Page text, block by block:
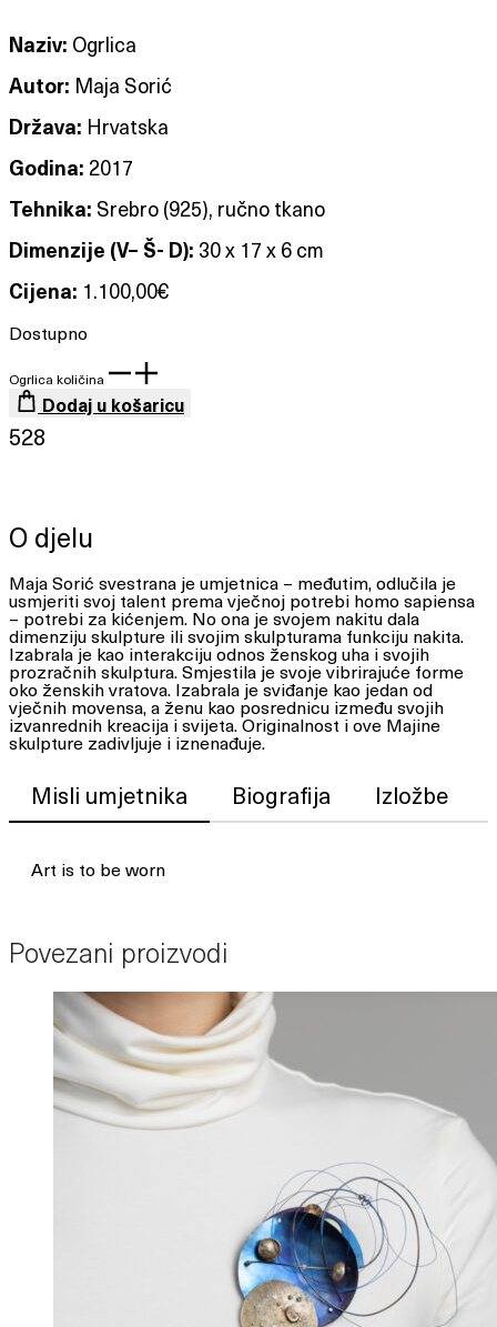
Naziv: Ogrlica
Autor: Maja Sorić
Država: Hrvatska
Godina: 2017
Tehnika: Srebro (925), ručno tkano
Dimenzije (V– Š- D): 30 x 17 x 6 cm
Cijena: 1.100,00€
Dostupno
Ogrlica količina
Dodaj u košaricu
528
O djelu
Maja Sorić svestrana je umjetnica – međutim, odlučila je
usmjeriti svoj talent prema vječnoj potrebi homo sapiensa
– potrebi za kićenjem. No ona je svojem nakitu dala
dimenziju skulpture ili svojim skulpturama funkciju nakita.
Izabrala je kao interakciju odnos ženskog uha i svojih
prozračnih skulptura. Smjestila je svoje vibrirajuće forme
oko ženskih vratova. Izabrala je sviđanje kao jedan od
vječnih movensa, a ženu kao posrednicu između svojih
izvanrednih kreacija i svijeta. Originalnost i ove Majine
skulpture zadivljuje i iznenađuje.
Misli umjetnika Biografija Izložbe
Art is to be worn
Povezani proizvodi